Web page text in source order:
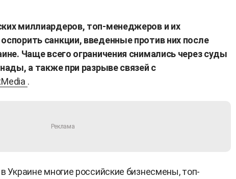
миллиардеров, топ-менеджеров и их
санкции, введенные против них после
Чаще всего ограничения снимались через суды
а также при разрыве связей с
.
Украине многие российские бизнесмены, топ-